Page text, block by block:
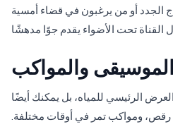
الجدد أو من يرغبون في قضاء أمسية
والمواكب
الرئيسي للمياه، بل يمكنك أيضًا
ومواكب تمر في أوقات مختلفة.